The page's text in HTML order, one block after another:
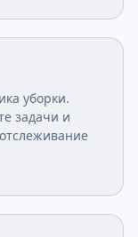
уборки.
задачи и